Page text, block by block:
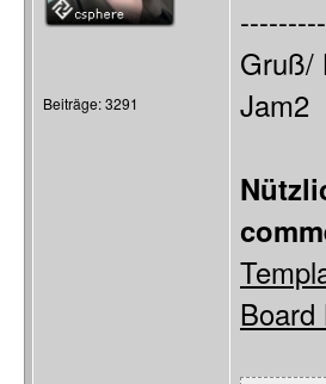
Beiträge: 3291
Gruß/
Jam2
Board